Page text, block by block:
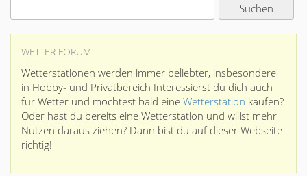
WETTER FORUM
Wetterstationen werden immer beliebter, insbesondere
in Hobby- und Privatbereich Interessierst du dich auch
für Wetter und möchtest bald eine Wetterstation kaufen?
Oder hast du bereits eine Wetterstation und willst mehr
Nutzen daraus ziehen? Dann bist du auf dieser Webseite
richtig!